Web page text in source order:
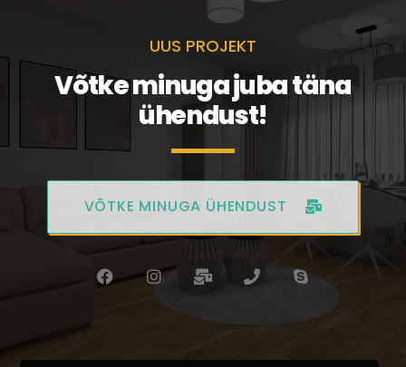
UUS PROJEKT
Võtke minuga juba täna
ühendust!
VÕTKE MINUGA ÜHENDUST